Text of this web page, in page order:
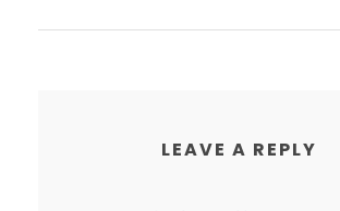
LEAVE A REPLY